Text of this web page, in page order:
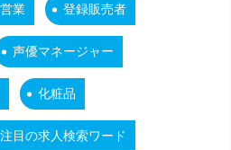
業 登録販売者
声優マネージャー
化粧品
注目の求人検索ワード